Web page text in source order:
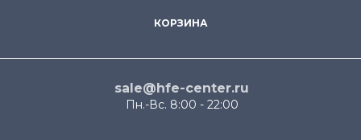
КОРЗИНА
sale@hfe-center.ru
Пн.-Вс. 8:00 - 22:00